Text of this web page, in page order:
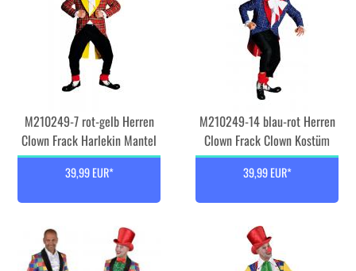
M210249-7 rot-gelb Herren
Clown Frack Harlekin Mantel
39,99 EUR*
M210249-14 blau-rot Herren
Clown Frack Clown Kostüm
39,99 EUR*